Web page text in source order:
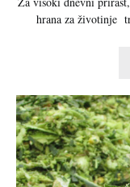
hrana za životinje